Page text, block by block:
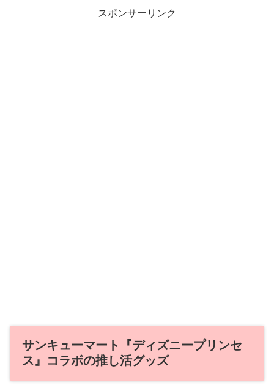
スポンサーリンク
サンキューマート『ディズニープリンセ
ス』コラボの推し活グッズ